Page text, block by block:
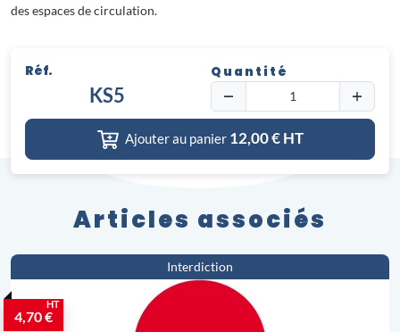
des espaces de circulation.
Réf.
KS5
Quantité
Ajouter au panier 12,00€ HT
Articles associés
Interdiction
4,70 €
HT